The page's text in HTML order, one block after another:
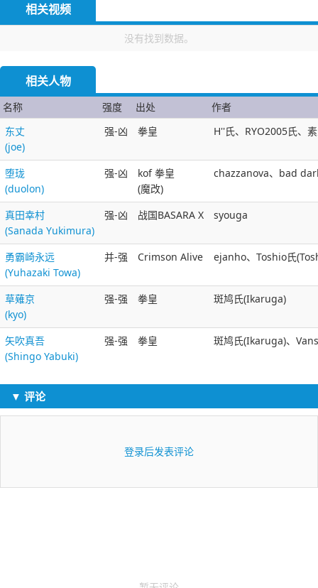
该人物与KOFM同人原作关系表特殊开场暂无
有重大问题可反馈给我
个人邮箱：2665517740@qq.com
B站ID：村民13号
人物没有什么大的使用限制，随便用，但禁止用于商业用途，禁止
狂级及以上的改造
本人物图素材均来源于《拳皇》系列及其衍生作品。使用的人物及
其设定、图像和语音版权归SNK公司和TYPE-MOON公司（语音部
分）所有。
相关视频
没有找到数据。
相关人物
名称 强度 出处
作者
东丈
(joe)
强-凶 拳皇 H''氏、RYO2005氏、
堕珑
(duolon)
强-凶
kof 拳皇
(魔改)
chazzanova、bad
真田幸村
(Sanada Yukimura)
强-凶 战国BASARA X syouga
勇霸崎永远
(Yuhazaki Towa)
并-强 Crimson Alive ejanho、Toshio氏
草薙京
(kyo)
强-强 拳皇 斑鸠氏(Ikaruga)
矢吹真吾
(Shingo Yabuki)
强-强 拳皇 斑鸠氏(Ikaruga)、
▼ 评论
登录后发表评论